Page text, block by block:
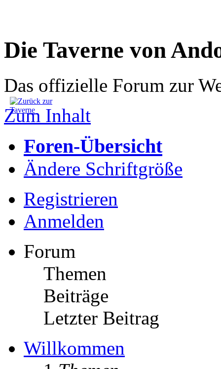
Die Taverne von
Das offizielle Forum zur
Zum Inhalt
Foren-Übersicht
Ändere Schriftgröße
Registrieren
Anmelden
Forum
Themen
Beiträge
Letzter Beitrag
Willkommen